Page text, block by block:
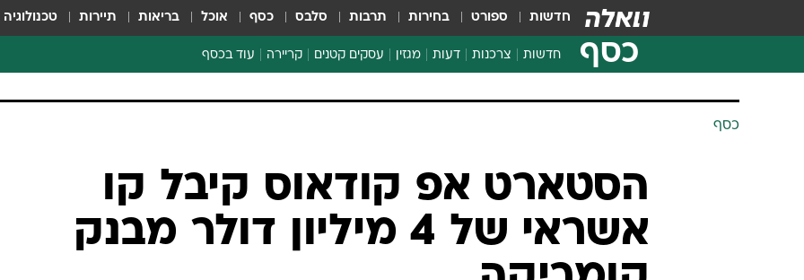
חדשות ספורט בחירות תרבות סלבס כסף אוכל בריאות תיירות טכנולוגיה
כסף חדשות צרכנות
צרכנות פיננסית
דעות מגזין עסקים קטנים קריירה עוד בכסף
ספורט ביזנס
כסף
הסטארט אפ קודאוס קיבל קו
אשראי של 4 מיליון דולר מבנק